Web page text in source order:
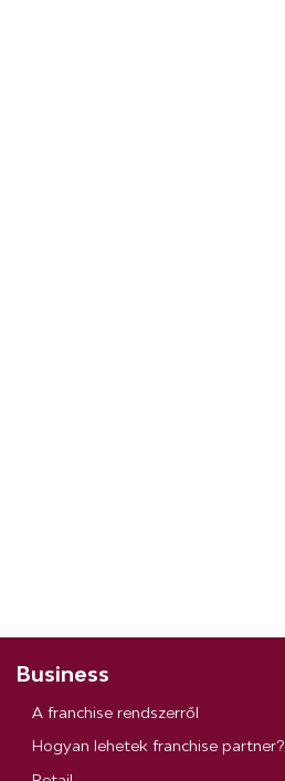
Business
A franchise rendszerről
Hogyan lehetek franchise partner?